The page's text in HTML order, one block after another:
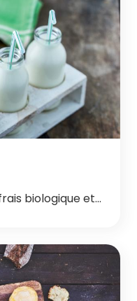
biologique et…